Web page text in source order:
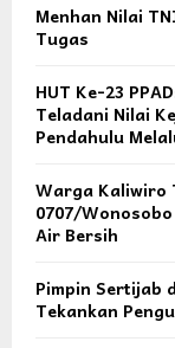
Menhan Nilai
Tugas
HUT Ke-23
Teladani Nilai
Pendahulu
Warga Kaliwiro
0707/
Air Bersih
Pimpin Sertijab
Tekankan